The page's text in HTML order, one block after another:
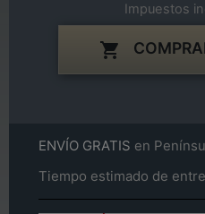
Impuestos

ENVÍO GRATIS en
Tiempo estimado de